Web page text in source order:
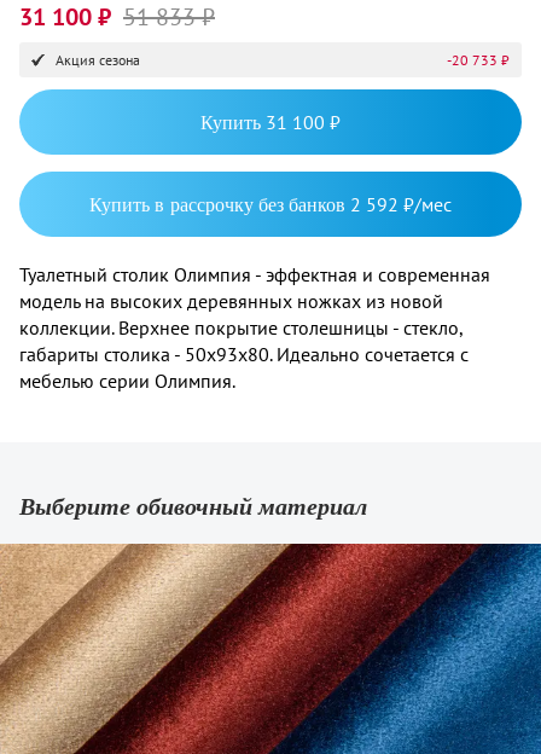
31 100 ₽ 51 833 ₽
Акция сезона -20 733 ₽
Купить 31 100 ₽
Купить в рассрочку без банков 2 592 ₽/мес
Туалетный столик Олимпия - эффектная и современная
модель на высоких деревянных ножках из новой
коллекции. Верхнее покрытие столешницы - стекло,
габариты столика - 50х93х80. Идеально сочетается с
мебелью серии Олимпия.
Выберите обивочный материал